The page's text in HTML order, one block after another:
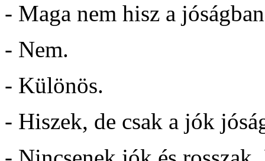
- Maga nem hisz a
- Nem.
- Különös.
- Hiszek, de csak a jók